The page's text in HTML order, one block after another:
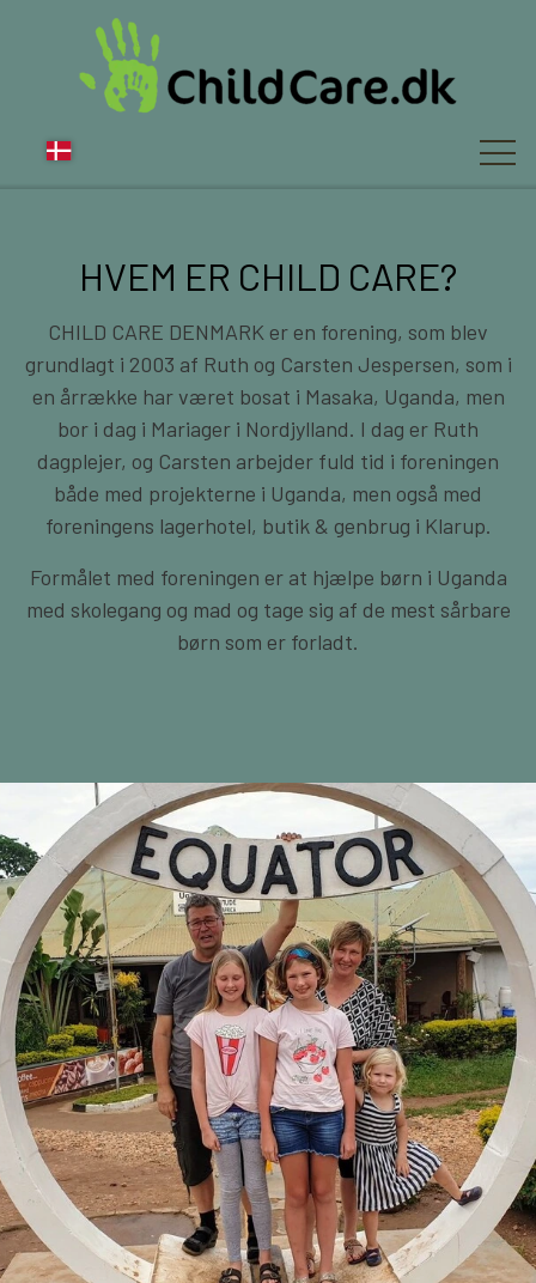
OM OS
NYT
FAQ
WEBSHOP
LOGIN
SPONSOR-LOGIN
HVEM ER CHILD CARE?
CHILD CARE DENMARK er en forening, som blev
grundlagt i 2003 af Ruth og Carsten Jespersen, som i
en årrække har været bosat i Masaka, Uganda, men
bor i dag i Mariager i Nordjylland. I dag er Ruth
dagplejer, og Carsten arbejder fuld tid i foreningen
både med projekterne i Uganda, men også med
foreningens lagerhotel, butik & genbrug i Klarup.
Formålet med foreningen er at hjælpe børn i Uganda
med skolegang og mad og tage sig af de mest sårbare
børn som er forladt.